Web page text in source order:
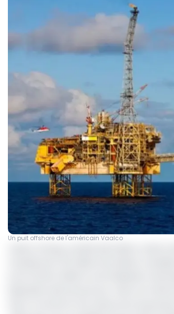
Un puit offshore de l'américain Vaalco